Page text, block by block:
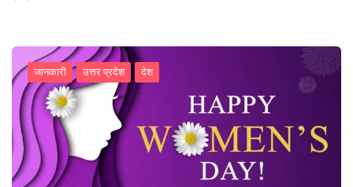
जानकारी उत्तर प्रदेश देश